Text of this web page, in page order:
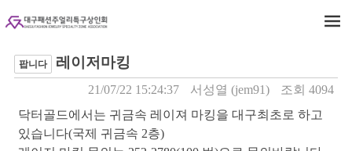
팝니다 레이저마킹
21/07/22 15:24:37 서성열 (jem91)
조회 4094
닥터골드에서는 귀금속 레이져 마킹을 대구최초로 하고
있습니다(국제 귀금속 2층)